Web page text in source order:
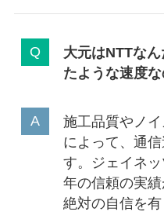
大元はNTTな
たような速度な
施工品質やノ
によって、通
す。ジェイネ
年の信頼の実
絶対の自信を有